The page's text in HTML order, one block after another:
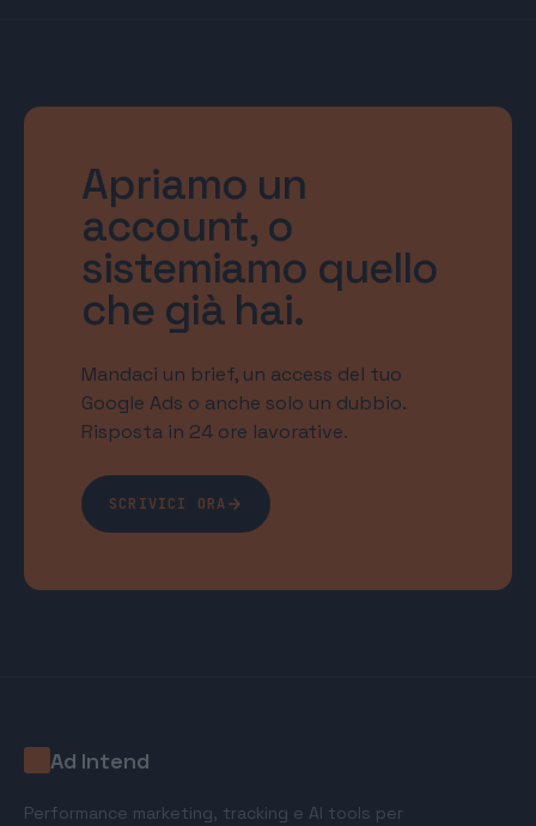
Apriamo un
account, o
sistemiamo quello
che già hai.
Mandaci un brief, un access del tuo
Google Ads o anche solo un dubbio.
Risposta in 24 ore lavorative.
SCRIVICI ORA
Ad Intend
Performance marketing, tracking e AI tools per